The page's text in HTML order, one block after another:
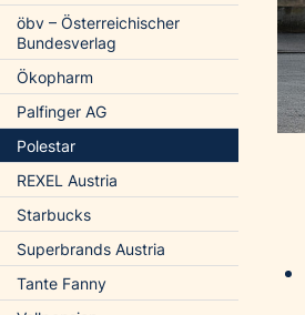
öbv – Österreichischer
Bundesverlag
Ökopharm
Palfinger AG
Polestar
REXEL Austria
Starbucks
Superbrands Austria
Tante Fanny